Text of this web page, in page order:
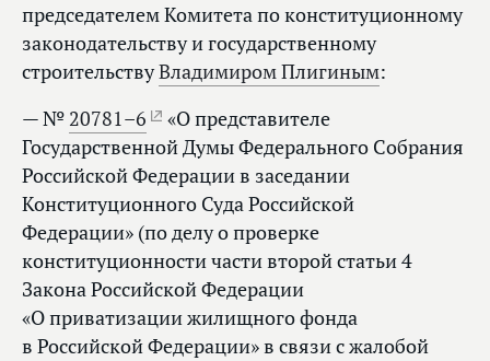
председателем Комитета по конституционному
законодательству и государственному
строительствуВладимиром Плигиным:
— № 20781–6
«О представителе
Государственной Думы Федерального Собрания
Российской Федерации в заседании
Конституционного Суда Российской
Федерации» (по делу о проверке
конституционности части второй статьи 4
Закона Российской Федерации
«О приватизации жилищного фонда
в Российской Федерации» в связи с жалобой